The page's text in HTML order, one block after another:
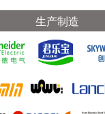
生产制造